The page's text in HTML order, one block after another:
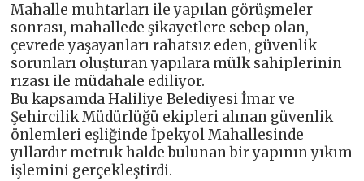
Mahalle muhtarları ile yapılan görüşmeler
sonrası, mahallede şikayetlere sebep olan,
çevrede yaşayanları rahatsız eden, güvenlik
sorunları oluşturan yapılara mülk sahiplerinin
rızası ile müdahale ediliyor.
Bu kapsamda Haliliye Belediyesi İmar ve
Şehircilik Müdürlüğü ekipleri alınan güvenlik
önlemleri eşliğinde İpekyol Mahallesinde
yıllardır metruk halde bulunan bir yapının yıkım
işlemini gerçekleştirdi.